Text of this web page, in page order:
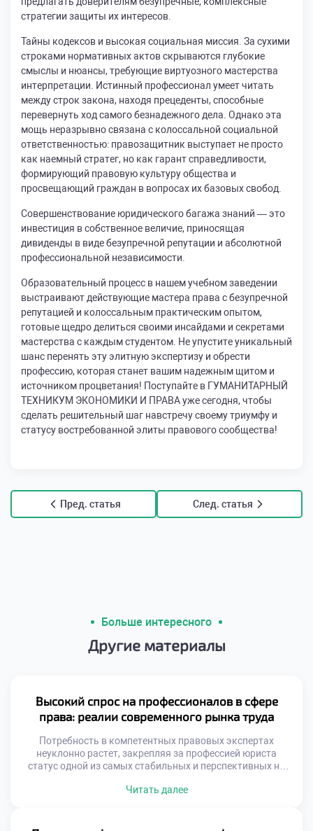
стратегии защиты их интересов.
Тайны кодексов и высокая социальная миссия. За сухими
строками нормативных актов скрываются глубокие
смыслы и нюансы, требующие виртуозного мастерства
интерпретации. Истинный профессионал умеет читать
между строк закона, находя прецеденты, способные
перевернуть ход самого безнадежного дела. Однако эта
мощь неразрывно связана с колоссальной социальной
ответственностью: правозащитник выступает не просто
как наемный стратег, но как гарант справедливости,
формирующий правовую культуру общества и
просвещающий граждан в вопросах их базовых свобод.
Совершенствование юридического багажа знаний — это
инвестиция в собственное величие, приносящая
дивиденды в виде безупречной репутации и абсолютной
профессиональной независимости.
Образовательный процесс в нашем учебном заведении
выстраивают действующие мастера права с безупречной
репутацией и колоссальным практическим опытом,
готовые щедро делиться своими инсайдами и секретами
мастерства с каждым студентом. Не упустите уникальный
шанс перенять эту элитную экспертизу и обрести
профессию, которая станет вашим надежным щитом и
источником процветания! Поступайте в ГУМАНИТАРНЫЙ
ТЕХНИКУМ ЭКОНОМИКИ И ПРАВА уже сегодня, чтобы
сделать решительный шаг навстречу своему триумфу и
статусу востребованной элиты правового сообщества!
Пред. статья След. статья
Больше интересного
Другие материалы
Высокий спрос на профессионалов в сфере
права: реалии современного рынка труда
Потребность в компетентных правовых экспертах
неуклонно растет, закрепляя за профессией юриста
статус одной из самых стабильных и перспективных на
факторы, обуславливающие такой спрос, обозначим
Читать далее